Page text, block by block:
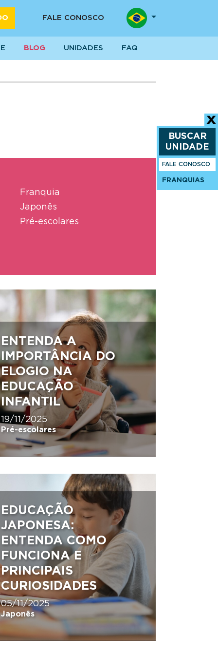
FALE CONOSCO
BLOG UNIDADES FAQ
Franquia
Japonês
Pré-escolares
ENTENDA A
IMPORTÂNCIA DO
ELOGIO NA
EDUCAÇÃO
INFANTIL
19/11/2025
Pré-escolares
EDUCAÇÃO
JAPONESA:
ENTENDA COMO
FUNCIONA E
PRINCIPAIS
CURIOSIDADES
05/11/2025
Japonês
BUSCAR
UNIDADE
FALE CONOSCO
FRANQUIAS